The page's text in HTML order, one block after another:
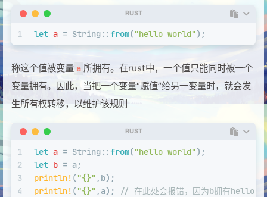
RUST
1 let a = String :: from("hello world");
称这个值被变量 a 所拥有。在rust中，一个值只能同时被一个
变量拥有。因此，当把一个变量“赋值”给另一变量时，就会发
生所有权转移，以维护该规则
RUST
1
2
3
4
let a = String :: from("hello world");
let b = a;
println! ("{}" ,b);
println! ("{}" ,a); // 在此处会报错，因为b拥有hello